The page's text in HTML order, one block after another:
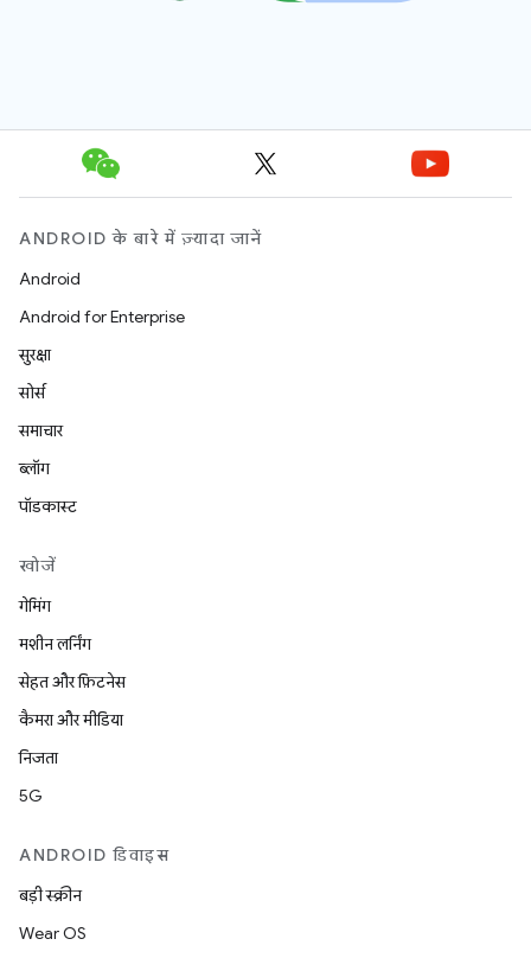
ANDROID के बारे में ज़्यादा जानें
Android
Android for Enterprise
सुरक्षा
सोर्स
समाचार
ब्लॉग
पॉडकास्ट
खोजें
गेमिंग
मशीन लर्निंग
सेहत और फ़िटनेस
कैमरा और मीडिया
निजता
5G
ANDROID डिवाइस
बड़ी स्क्रीन
Wear OS